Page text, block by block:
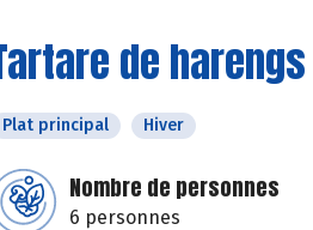
de
Plat principal Hiver
Nombre de personnes
6 personnes